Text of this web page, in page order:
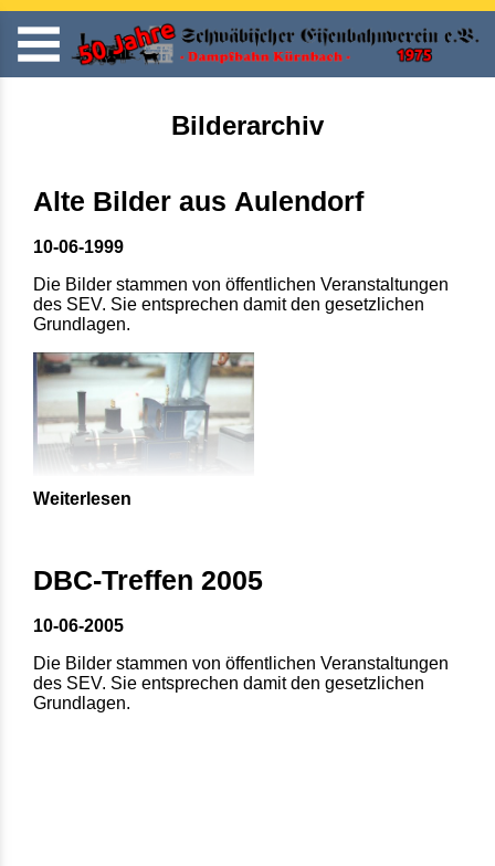
Bilderarchiv
Alte Bilder aus Aulendorf
10-06-1999
Die Bilder stammen von öffentlichen Veranstaltungen
des SEV. Sie entsprechen damit den gesetzlichen
Grundlagen.
Weiterlesen
DBC-Treffen 2005
10-06-2005
Die Bilder stammen von öffentlichen Veranstaltungen
des SEV. Sie entsprechen damit den gesetzlichen
Grundlagen.